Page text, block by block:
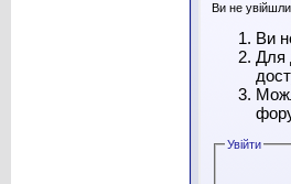
Ви не
Ви
Для
Увійти